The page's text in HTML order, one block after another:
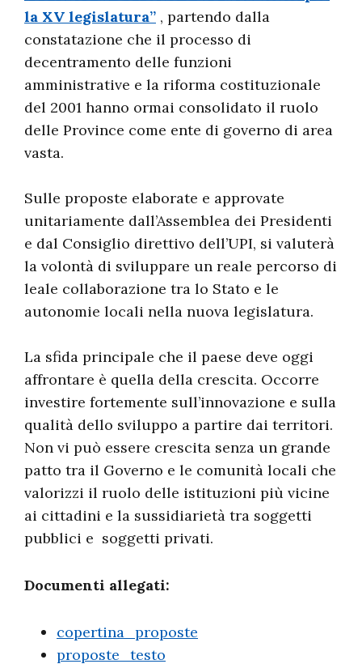
la XV legislatura” , partendo dalla
constatazione che il processo di
decentramento delle funzioni
amministrative e la riforma costituzionale
del 2001 hanno ormai consolidato il ruolo
delle Province come ente di governo di area
vasta.
Sulle proposte elaborate e approvate
unitariamente dall’Assemblea dei Presidenti
e dal Consiglio direttivo dell’UPI, si valuterà
la volontà di sviluppare un reale percorso di
leale collaborazione tra lo Stato e le
autonomie locali nella nuova legislatura.
La sfida principale che il paese deve oggi
affrontare è quella della crescita. Occorre
investire fortemente sull’innovazione e sulla
qualità dello sviluppo a partire dai territori.
Non vi può essere crescita senza un grande
patto tra il Governo e le comunità locali che
valorizzi il ruolo delle istituzioni più vicine
ai cittadini e la sussidiarietà tra soggetti
pubblici e soggetti privati.
Documenti allegati:
copertina_proposte
proposte_testo